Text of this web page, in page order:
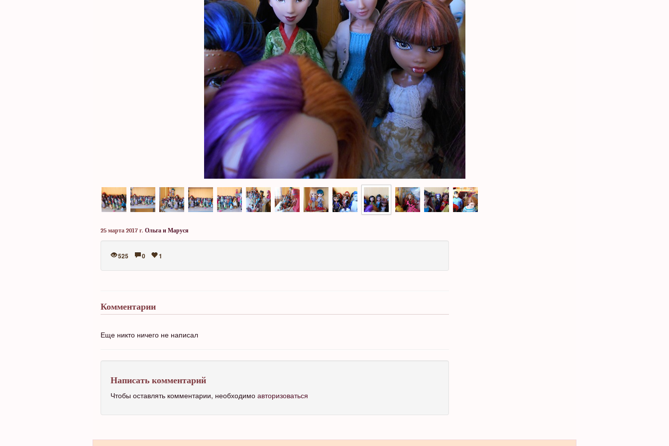
25 марта 2017 г. Ольга и Маруся
525 0 1
Комментарии
Еще никто ничего не написал
Написать комментарий
Чтобы оставлять комментарии, необходимо авторизоваться